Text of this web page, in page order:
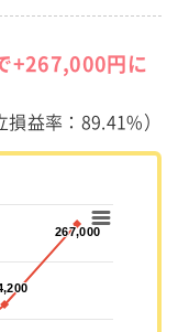
+267,000円に
損益率：89.41%）
267,000
267,000